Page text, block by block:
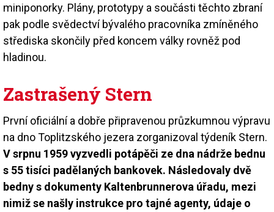
miniponorky. Plány, prototypy a součásti těchto zbraní
pak podle svědectví bývalého pracovníka zmíněného
střediska skončily před koncem války rovněž pod
hladinou.
Zastrašený Stern
První oficiální a dobře připravenou průzkumnou výpravu
na dno Toplitzského jezera zorganizoval týdeník Stern.
V srpnu 1959 vyzvedli potápěči ze dna nádrže bednu
s 55 tisíci padělaných bankovek. Následovaly dvě
bedny s dokumenty Kaltenbrunnerova úřadu, mezi
nimiž se našly instrukce pro tajné agenty, údaje o